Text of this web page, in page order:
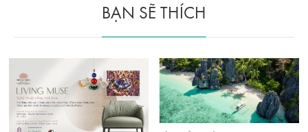
BẠN SẼ THÍCH